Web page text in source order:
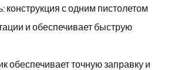
с одним пистолетом
и обеспечивает быструю
обеспечивает точную заправку и